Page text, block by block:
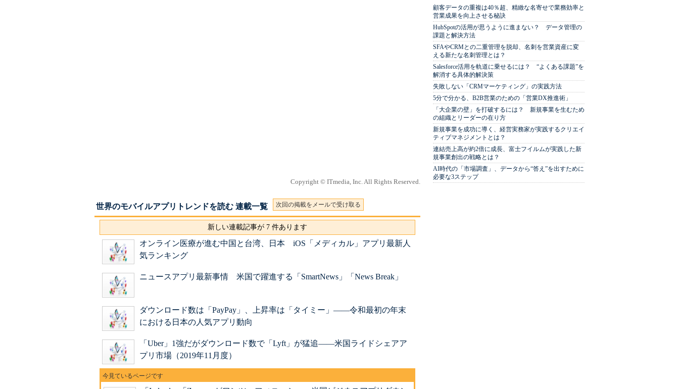
Copyright © ITmedia, Inc. All Rights Reserved.
世界のモバイルアプリトレンドを読む 連載一覧 次回の掲載をメールで受け取る
新しい連載記事が 7 件あります
オンライン医療が進む中国と台湾、日本 iOS「メディカル」アプリ最新人
気ランキング
ニュースアプリ最新事情 米国で躍進する「SmartNews」「News Break」
ダウンロード数は「PayPay」、上昇率は「タイミー」――令和最初の年末
における日本の人気アプリ動向
「Uber」1強だがダウンロード数で「Lyft」が猛追――米国ライドシェアア
プリ市場（2019年11月度）
顧客データの重複は40％超、精緻な名寄せで業務効率と
営業成果を向上させる秘訣
HubSpotの活用が思うように進まない？ データ管理の
課題と解決方法
SFAやCRMとの二重管理を脱却、名刺を営業資産に変
える新たな名刺管理とは？
Salesforce活用を軌道に乗せるには？ “よくある課題”を
解消する具体的解決策
失敗しない「CRMマーケティング」の実践方法
5分で分かる、B2B営業のための「営業DX推進術」
「大企業の壁」を打破するには？ 新規事業を生むため
の組織とリーダーの在り方
新規事業を成功に導く、経営実務家が実践するクリエイ
ティブマネジメントとは？
連結売上高が約2倍に成長、富士フイルムが実践した新
規事業創出の戦略とは？
AI時代の「市場調査」、データから“答え”を出すために
必要な3ステップ